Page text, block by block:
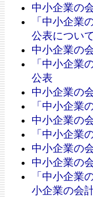
中小企業の
「中小企業
公表について
中小企業の
「中小企業
公表
中小企業の
「中小企業
中小企業の
「中小企業
中小企業の
中小企業の
「中小企業
小企業の会